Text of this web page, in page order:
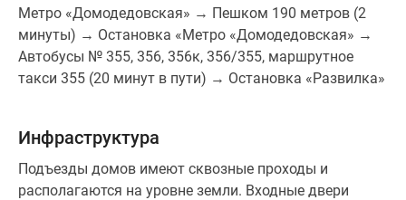
Метро «Домодедовская» → Пешком 190 метров (2
минуты) → Остановка «Метро «Домодедовская» →
Автобусы № 355, 356, 356к, 356/355, маршрутное
такси 355 (20 минут в пути) → Остановка «Развилка»
Инфраструктура
Подъезды домов имеют сквозные проходы и
располагаются на уровне земли. Входные двери